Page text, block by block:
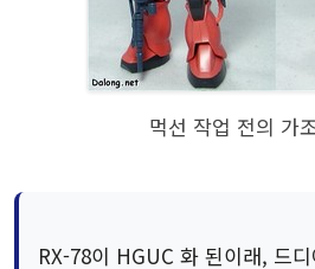
먹선 작업 전의 가
RX-78이 HGUC 화 된이래, 드